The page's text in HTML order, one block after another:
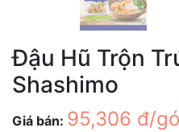
Đậu Hũ Trộn
Shashimo
Giá bán: 95,306 đ/